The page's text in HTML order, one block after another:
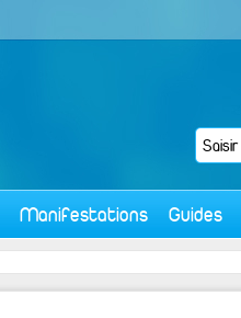
Manifestations Guides